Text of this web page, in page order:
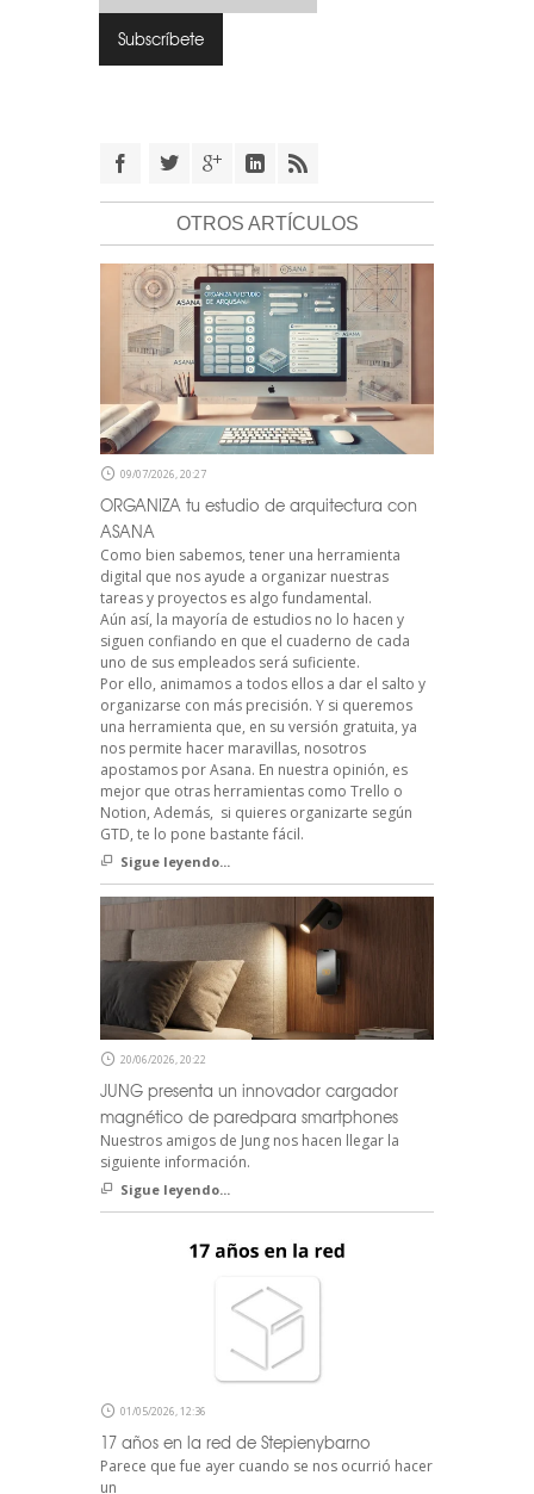
OTROS ARTÍCULOS
09/07/2026, 20:27
ORGANIZA tu estudio de arquitectura con
ASANA
Como bien sabemos, tener una herramienta
digital que nos ayude a organizar nuestras
tareas y proyectos es algo fundamental.
Aún así, la mayoría de estudios no lo hacen y
siguen confiando en que el cuaderno de cada
uno de sus empleados será suficiente.
Por ello, animamos a todos ellos a dar el salto y
organizarse con más precisión. Y si queremos
una herramienta que, en su versión gratuita, ya
nos permite hacer maravillas, nosotros
apostamos por Asana. En nuestra opinión, es
mejor que otras herramientas como Trello o
Notion, Además, si quieres organizarte según
GTD, te lo pone bastante fácil.
Sigue leyendo...
20/06/2026, 20:22
JUNG presenta un innovador cargador
magnético de paredpara smartphones
Nuestros amigos de Jung nos hacen llegar la
siguiente información.
Sigue leyendo...
01/05/2026, 12:36
17 años en la red de Stepienybarno
Parece que fue ayer cuando se nos ocurrió hacer
un